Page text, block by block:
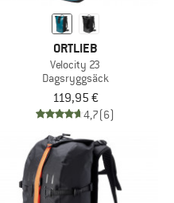
ORTLIEB
Velocity 23
Dagsryggsäck
119,95 €
4,7(6)